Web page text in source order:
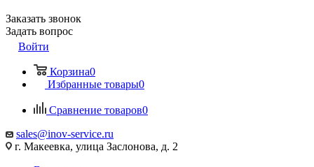
Заказать звонок
Задать вопрос
Войти
Корзина0
Избранные товары0
Сравнение товаров0
sales@inov-service.ru
г. Макеевка, улица Заслонова, д. 2